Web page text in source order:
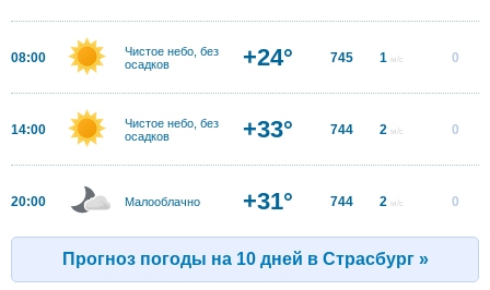
08:00
Чистое небо, без
осадков
+24° 745 1 м/с 0
14:00
Чистое небо, без
осадков
+33° 744 2 м/с 0
20:00 Малооблачно +31° 744 2 м/с 0
Прогноз погоды на 10 дней в Страсбург »